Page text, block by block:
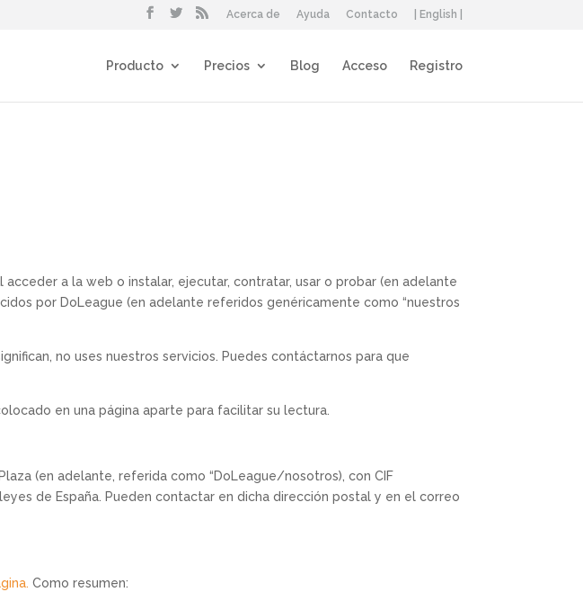
Acerca de Ayuda Contacto | English |
Producto Precios Blog Acceso Registro
a la web o instalar, ejecutar, contratar, usar o probar (en adelante
por DoLeague (en adelante referidos genéricamente como “nuestros
no uses nuestros servicios. Puedes contáctarnos para que
en una página aparte para facilitar su lectura.
(en adelante, referida como “DoLeague/nosotros), con CIF
de España. Pueden contactar en dicha dirección postal y en el correo
Como resumen: